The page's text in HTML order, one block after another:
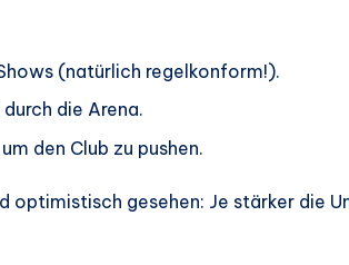
(natürlich regelkonform!).
die Arena.
den Club zu pushen.
optimistisch gesehen: Je stärker die